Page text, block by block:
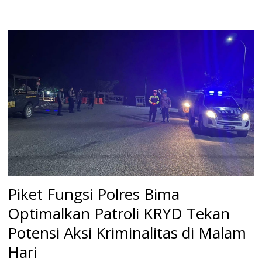
Piket Fungsi Polres Bima
Optimalkan Patroli KRYD Tekan
Potensi Aksi Kriminalitas di Malam
Hari